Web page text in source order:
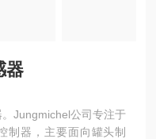
器
Jungmichel公司专注于
制器，主要面向罐头制